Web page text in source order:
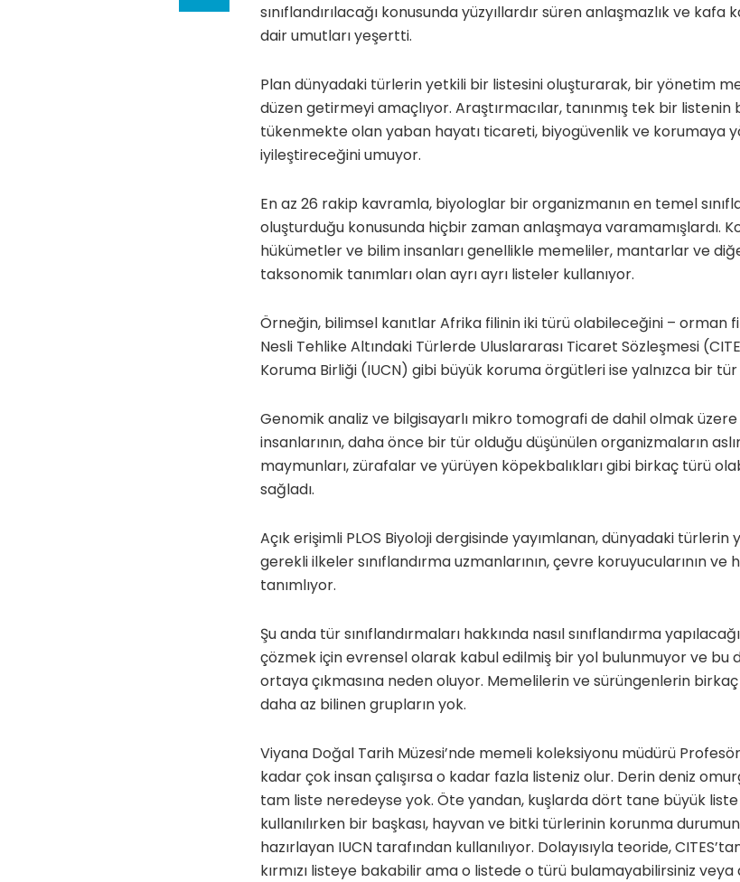
sınıflandırılacağı konusunda yüzyıllardır süren anlaşmazlık ve kafa
dair umutları yeşertti.
Plan dünyadaki türlerin yetkili bir listesini oluşturarak, bir yönetim
düzen getirmeyi amaçlıyor. Araştırmacılar, tanınmış tek bir listenin
tükenmekte olan yaban hayatı ticareti, biyogüvenlik ve korumaya
iyileştireceğini umuyor.
En az 26 rakip kavramla, biyologlar bir organizmanın en temel
oluşturduğu konusunda hiçbir zaman anlaşmaya varamamışlardı.
hükümetler ve bilim insanları genellikle memeliler, mantarlar ve
taksonomik tanımları olan ayrı ayrı listeler kullanıyor.
Örneğin, bilimsel kanıtlar Afrika filinin iki türü olabileceğini – orman
Nesli Tehlike Altındaki Türlerde Uluslararası Ticaret Sözleşmesi
Koruma Birliği (IUCN) gibi büyük koruma örgütleri ise yalnızca bir
Genomik analiz ve bilgisayarlı mikro tomografi de dahil olmak
insanlarının, daha önce bir tür olduğu düşünülen organizmaların
maymunları, zürafalar ve yürüyen köpekbalıkları gibi birkaç türü
sağladı.
Açık erişimli PLOS Biyoloji dergisinde yayımlanan, dünyadaki
gerekli ilkeler sınıflandırma uzmanlarının, çevre koruyucularının
tanımlıyor.
Şu anda tür sınıflandırmaları hakkında nasıl sınıflandırma
çözmek için evrensel olarak kabul edilmiş bir yol bulunmuyor ve bu
ortaya çıkmasına neden oluyor. Memelilerin ve sürüngenlerin
daha az bilinen grupların yok.
Viyana Doğal Tarih Müzesi’nde memeli koleksiyonu müdürü
kadar çok insan çalışırsa o kadar fazla listeniz olur. Derin deniz
tam liste neredeyse yok. Öte yandan, kuşlarda dört tane büyük liste
kullanılırken bir başkası, hayvan ve bitki türlerinin korunma
hazırlayan IUCN tarafından kullanılıyor. Dolayısıyla teoride,
kırmızı listeye bakabilir ama o listede o türü bulamayabilirsiniz veya